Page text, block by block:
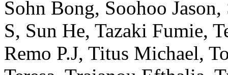
Sohn Bong, Soohoo Jason,
S, Sun He, Tazaki Fumie,
Remo P.J, Titus Michael,